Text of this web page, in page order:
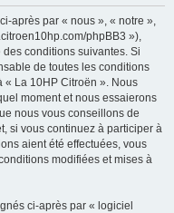
après par « nous », « notre »,
phpBB3 »),
conditions suivantes. Si
de toutes les conditions
« La 10HP Citroën ». Nous
moment et nous essaierons
nous vous conseillons de
si vous continuez à participer à
aient été effectuées, vous
modifiées et mises à
ci-après par « logiciel